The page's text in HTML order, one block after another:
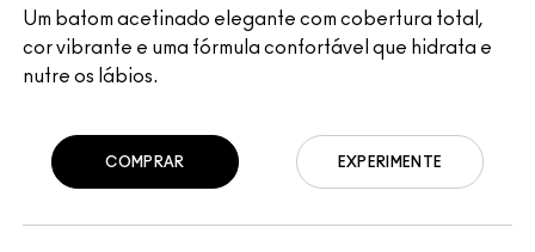
Um batom acetinado elegante com cobertura total,
cor vibrante e uma fórmula confortável que hidrata e
nutre os lábios.
EXPERIMENTE
COMPRAR